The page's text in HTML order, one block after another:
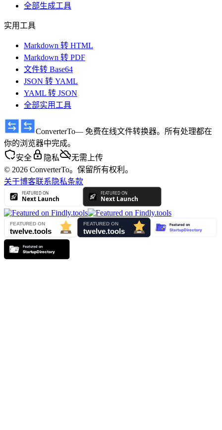
全部生成工具
实用工具
Markdown 转 HTML
Markdown 转 PDF
文件转 Base64
JSON 转 YAML
YAML 转 JSON
全部实用工具
ConverterTo— 免费在线文件转换器。所有处理都在
你的浏览器中完成。
安全
隐私
无需上传
© 2026 ConverterTo。保留所有权利。
关于博客联系 隐私条款